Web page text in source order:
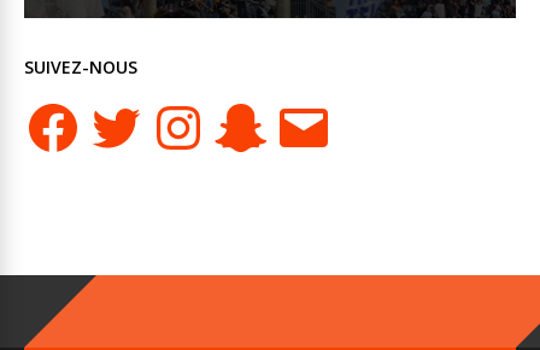
SUIVEZ-NOUS
FacebookTwitter InstagramSnapchatE-
mail